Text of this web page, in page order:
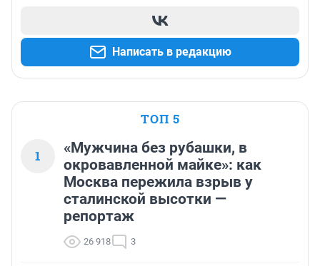
Написать в редакцию
ТОП 5
1
«Мужчина без рубашки, в
окровавленной майке»: как
Москва пережила взрыв у
сталинской высотки —
репортаж
26 918 3